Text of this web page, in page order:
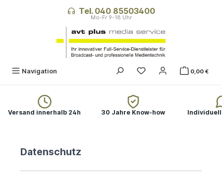
Tel. 040 85503400
Navigation Du hast 0 Produkte auf
0,00 €
Versand innerhalb 24h 30 Jahre Know-how
Datenschutz